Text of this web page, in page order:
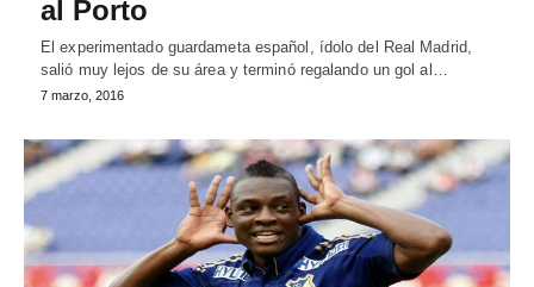
al Porto
El experimentado guardameta español, ídolo del Real Madrid,
salió muy lejos de su área y terminó regalando un gol al…
7 marzo, 2016